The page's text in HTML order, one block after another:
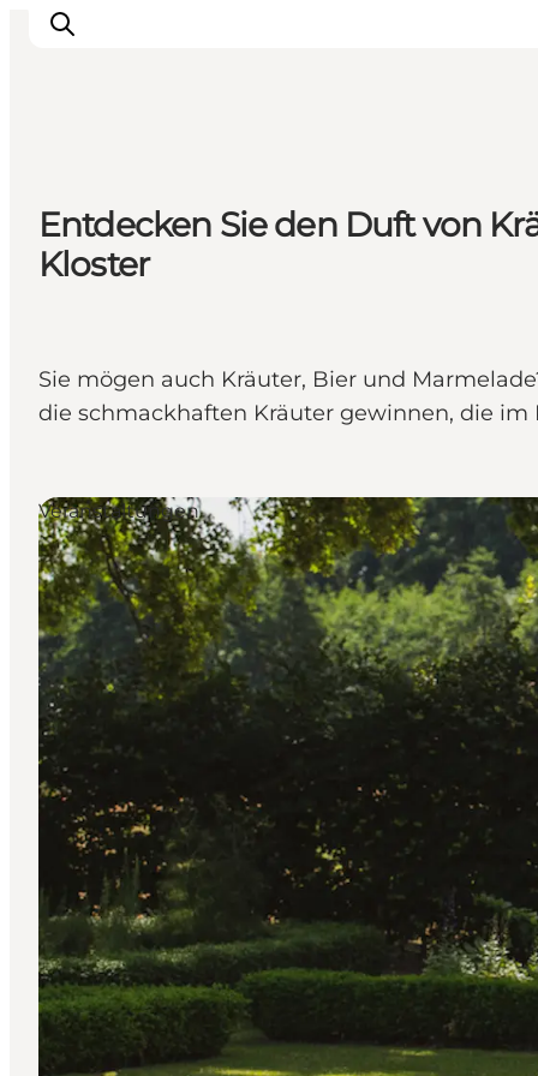
Inspiration
Regionen
Erlebnisse
Entdecken Sie den Duft von
Kloster
Sie mögen auch Kräuter, Bier und
die schmackhaften Kräuter gewinnen, die im
Veranstaltungen